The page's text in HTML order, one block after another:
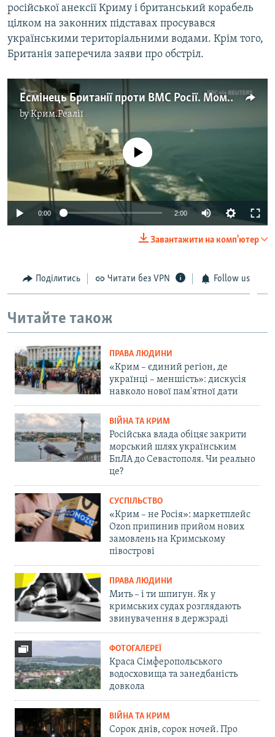
російської анексії Криму і британський корабель
цілком на законних підставах просувався
українськими територіальними водами. Крім того,
Британія заперечила заяви про обстріл.
Есмінець Британії проти ВМС Росії. Момент зустрічі (відео)
byКрим.Реалії
240p 360p 480p
No media source currently available
0:00 2:00
480p
720p
Завантажити на комп'ютер
Поділитись Читати без VPN Follow us
Читайте також
ПРАВА ЛЮДИНИ
«Крим – єдиний регіон, де
українці – меншість»: дискусія
навколо нової пам'ятної дати
ВІЙНА ТА КРИМ
Російська влада обіцяє закрити
морський шлях українським
БпЛА до Севастополя. Чи реально
це?
СУСПІЛЬСТВО
«Крим – не Росія»: маркетплейс
Ozon припинив прийом нових
замовлень на Кримському
півострові
ПРАВА ЛЮДИНИ
Мить – і ти шпигун. Як у
кримських судах розглядають
звинувачення в держзраді
ФОТОГАЛЕРЕЇ
Краса Сімферопольського
водосховища та занедбаність
довкола
ВІЙНА ТА КРИМ
Сорок днів, сорок ночей. Про